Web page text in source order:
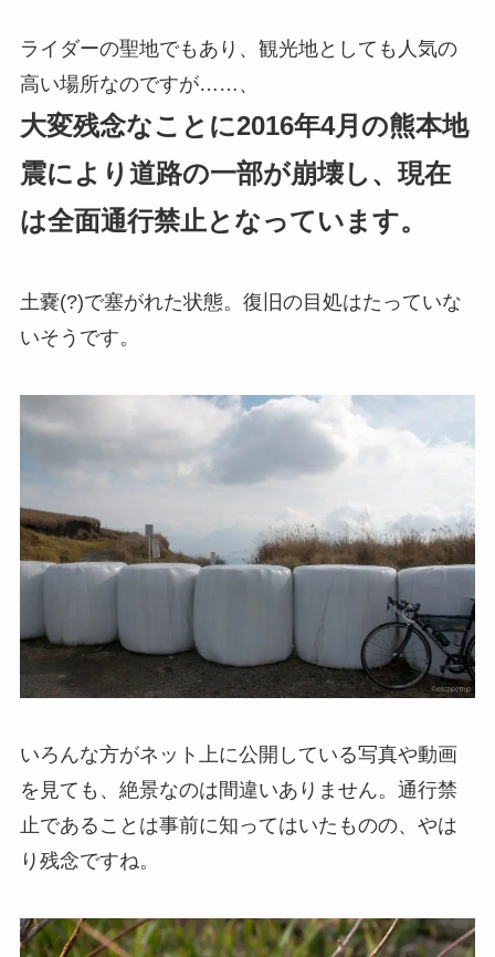
ライダーの聖地でもあり、観光地としても人気の
高い場所なのですが……、
大変残念なことに2016年4月の熊本地
震により道路の一部が崩壊し、現在
は全面通行禁止となっています。
土嚢(?)で塞がれた状態。復旧の目処はたっていな
いそうです。
いろんな方がネット上に公開している写真や動画
を見ても、絶景なのは間違いありません。通行禁
止であることは事前に知ってはいたものの、やは
り残念ですね。